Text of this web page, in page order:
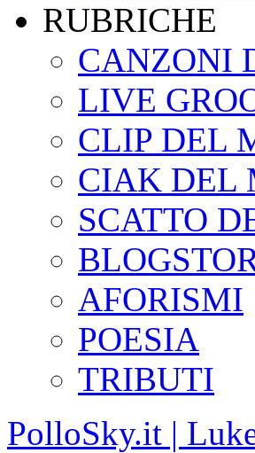
RUBRICHE
CANZONI
LIVE
CLIP DEL
CIAK DEL
SCATTO
AFORISMI
POESIA
TRIBUTI
PolloSky.it |